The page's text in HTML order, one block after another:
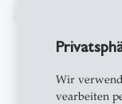
Wir
vearbeiten
Lehraktivitäten
Autumn